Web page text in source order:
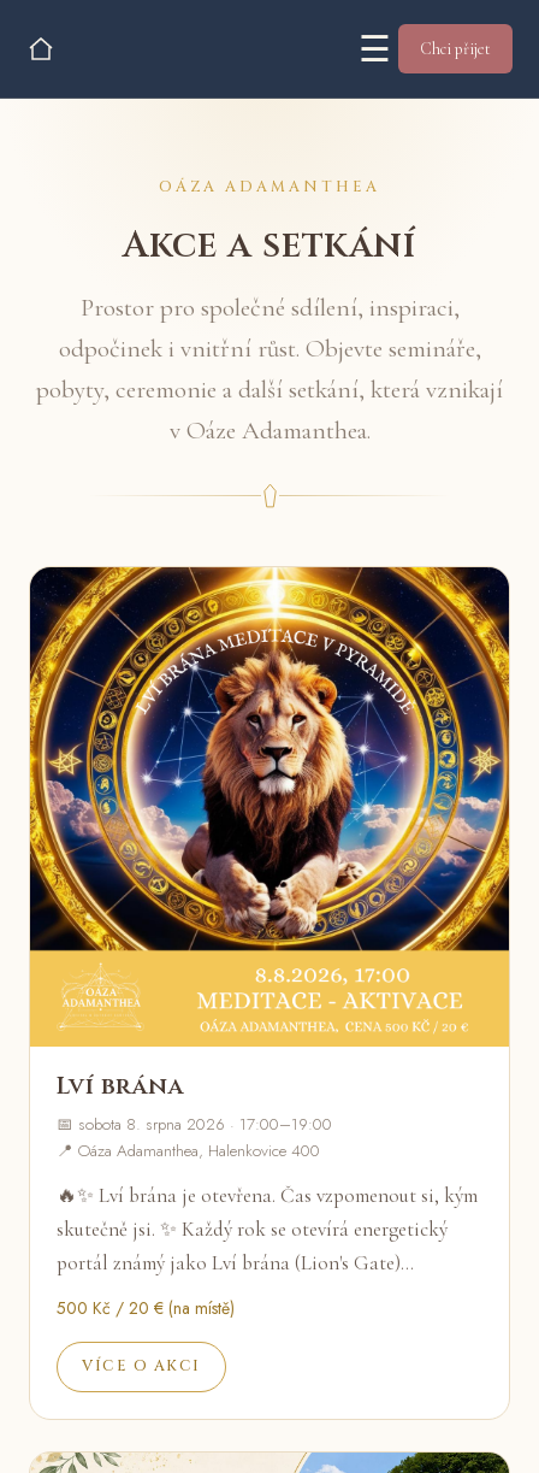
☰ Chci přijet
OÁZA ADAMANTHEA
Akce a setkání
Prostor pro společné sdílení, inspiraci,
odpočinek i vnitřní růst. Objevte semináře,
pobyty, ceremonie a další setkání, která vznikají
v Oáze Adamanthea.
Lví brána
📅 sobota 8. srpna 2026 · 17:00–19:00
📍 Oáza Adamanthea, Halenkovice 400
🔥✨ Lví brána je otevřena. Čas vzpomenout si, kým
skutečně jsi. ✨ Každý rok se otevírá energetický
portál známý jako Lví brána (Lion's Gate)…
500 Kč / 20 € (na místě)
VÍCE O AKCI